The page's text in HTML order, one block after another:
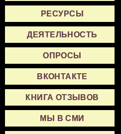
РЕСУРСЫ
ДЕЯТЕЛЬНОСТЬ
ОПРОСЫ
ВКОНТАКТЕ
КНИГА ОТЗЫВОВ
МЫ В СМИ